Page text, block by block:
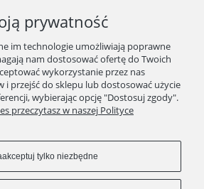
Do koszyka
prywatność
im technologie umożliwiają poprawne
nam dostosować ofertę do Twoich
wykorzystanie przez nas
i przejść do sklepu lub dostosować użycie
wybierając opcję "Dostosuj zgody".
przeczytasz w naszej Polityce
tylko niezbędne